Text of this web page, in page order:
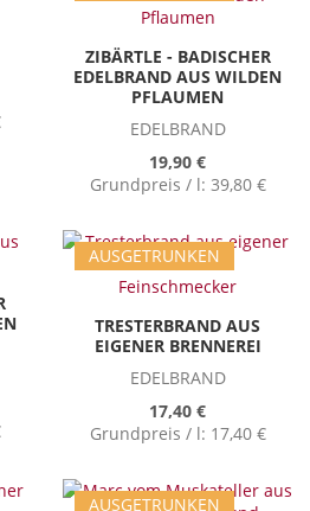
ZIBÄRTLE - BADISCHER
EDELBRAND AUS WILDEN
PFLAUMEN
EDELBRAND
19,90 €
Grundpreis / l: 39,80 €
AUSGETRUNKEN
TRESTERBRAND AUS
EIGENER BRENNEREI
EDELBRAND
17,40 €
Grundpreis / l: 17,40 €
AUSGETRUNKEN